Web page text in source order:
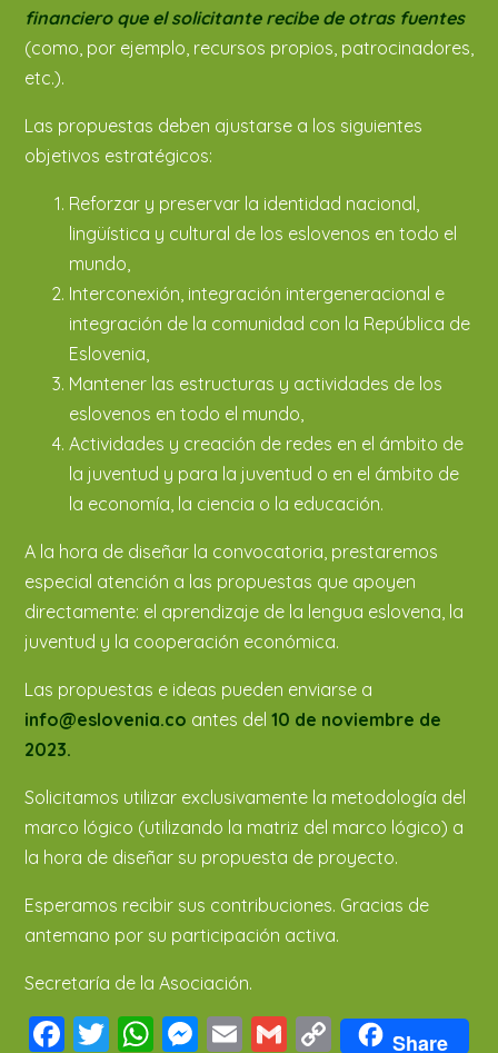
financiero que el solicitante recibe de otras fuentes
(como, por ejemplo, recursos propios, patrocinadores,
etc.).
Las propuestas deben ajustarse a los siguientes
objetivos estratégicos:
Reforzar y preservar la identidad nacional,
lingüística y cultural de los eslovenos en todo el
mundo,
Interconexión, integración intergeneracional e
integración de la comunidad con la República de
Eslovenia,
Mantener las estructuras y actividades de los
eslovenos en todo el mundo,
Actividades y creación de redes en el ámbito de
la juventud y para la juventud o en el ámbito de
la economía, la ciencia o la educación.
A la hora de diseñar la convocatoria, prestaremos
especial atención a las propuestas que apoyen
directamente: el aprendizaje de la lengua eslovena, la
juventud y la cooperación económica.
Las propuestas e ideas pueden enviarse a
info@eslovenia.co antes del 10 de noviembre de
2023.
Solicitamos utilizar exclusivamente la metodología del
marco lógico (utilizando la matriz del marco lógico) a
la hora de diseñar su propuesta de proyecto.
Esperamos recibir sus contribuciones. Gracias de
antemano por su participación activa.
Secretaría de la Asociación.
Facebook
Twitter
WhatsApp
Messenger
EmailGmail
CopyShare